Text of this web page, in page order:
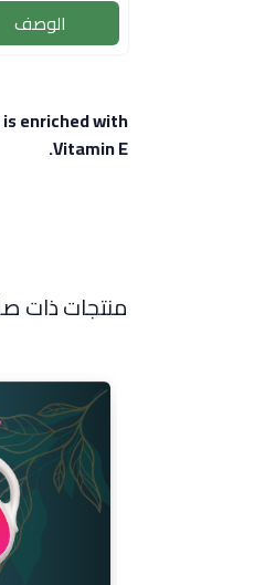
الوصف
enriched with
Vitamin E.
منتجات ذات